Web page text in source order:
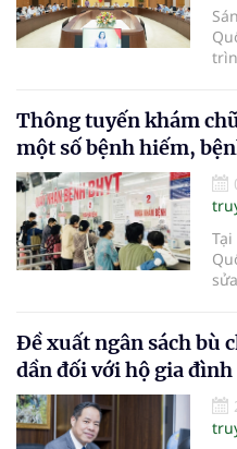
Thông tuyến khám
một số bệnh hiếm,
Đề xuất ngân sách bù
dần đối với hộ gia đình